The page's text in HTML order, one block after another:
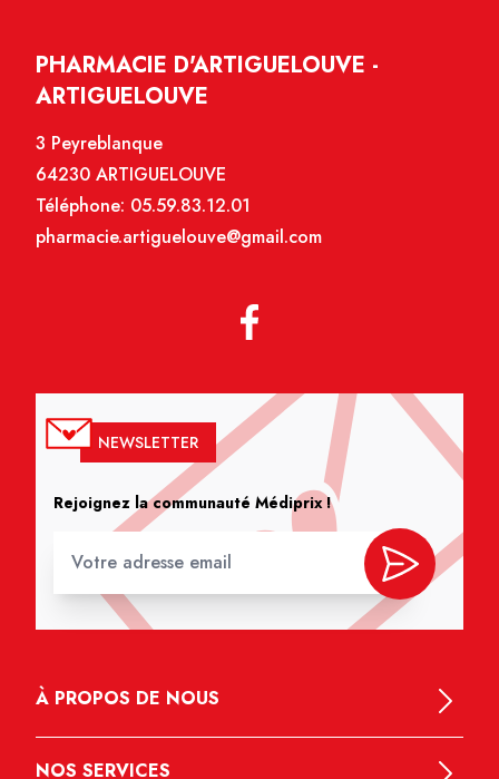
PHARMACIE D'ARTIGUELOUVE -
ARTIGUELOUVE
3 Peyreblanque
64230 ARTIGUELOUVE
Téléphone: 05.59.83.12.01
pharmacie.artiguelouve@gmail.com
NEWSLETTER
Rejoignez la communauté Médiprix !
À PROPOS DE NOUS
NOS SERVICES